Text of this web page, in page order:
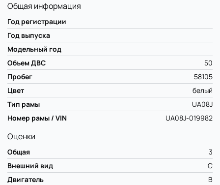
Общая информация
Год регистрации
Год выпуска
Модельный год
Объем ДВС
50
Пробег
58105
Цвет
белый
Тип рамы
UA08J
Номер рамы / VIN
UA08J-019982
Оценки
Общая
3
Внешний вид
C
Двигатель
B